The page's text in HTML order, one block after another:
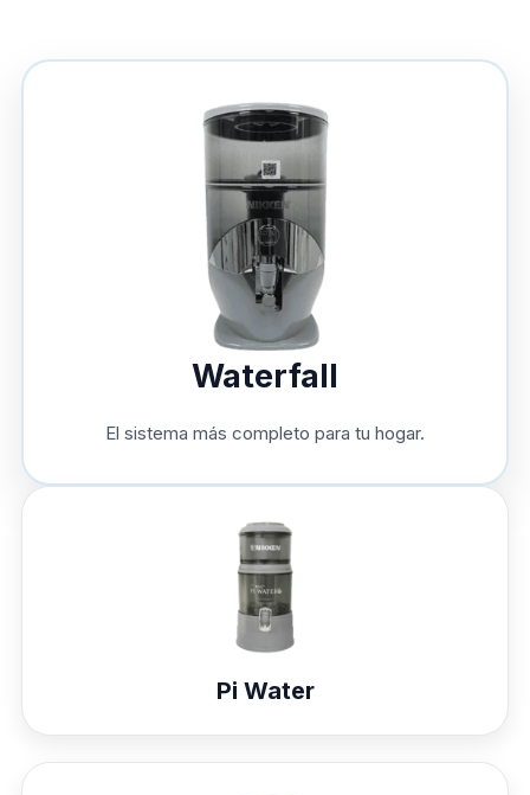
Waterfall
El sistema más completo para tu hogar.
Pi Water